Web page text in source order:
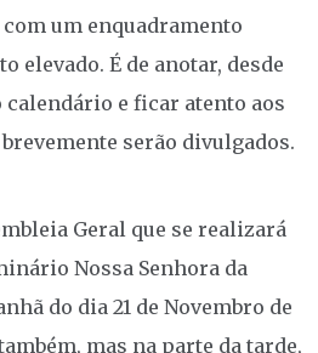
um enquadramento
elevado. É de anotar, desde
calendário e ficar atento aos
serão divulgados.
Geral que se realizará
Nossa Senhora da
do dia 21 de Novembro de
mas na parte da tarde,